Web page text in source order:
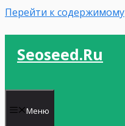
Перейти к содержимому
Seoseed.ru
Меню